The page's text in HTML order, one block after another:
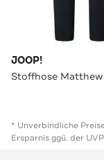
JOOP!
* Unverbindliche
Ersparnis ggü. der